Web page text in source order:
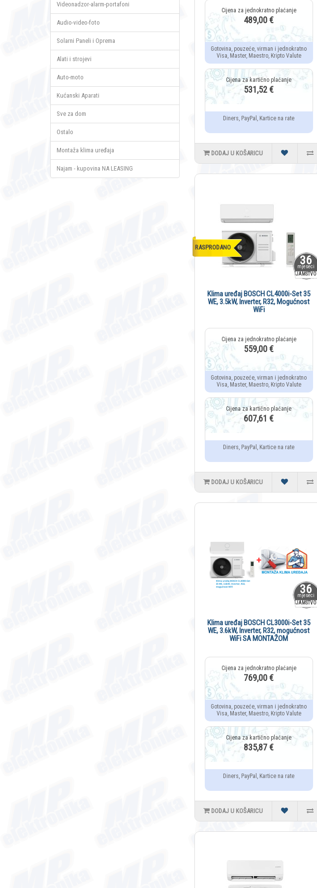
Videonadzor-alarm-portafoni
Audio-video-foto
Solarni Paneli i Oprema
Alati i strojevi
Auto-moto
Kućanski Aparati
Sve za dom
Ostalo
Montaža klima uređaja
Najam - kupovina NA LEASING
489,00 €
Gotovina, pouzeće, virman i jednokratno
Visa, Master, Maestro, Kripto Valute
531,52 €
Diners, PayPal, Kartice na rate
DODAJ U KOŠARICU
36
mjeseci
JAMSTVO
RASPRODANO
Klima uređaj BOSCH CL4000i-Set 35
WE, 3.5kW, Inverter, R32, Mogućnost
WiFi
559,00 €
Gotovina, pouzeće, virman i jednokratno
Visa, Master, Maestro, Kripto Valute
607,61 €
Diners, PayPal, Kartice na rate
DODAJ U KOŠARICU
36
mjeseci
JAMSTVO
Klima uređaj BOSCH CL3000i-Set 35
WE, 3.6kW, Inverter, R32, mogućnost
WiFi SA MONTAŽOM
769,00 €
Gotovina, pouzeće, virman i jednokratno
Visa, Master, Maestro, Kripto Valute
835,87 €
Diners, PayPal, Kartice na rate
DODAJ U KOŠARICU